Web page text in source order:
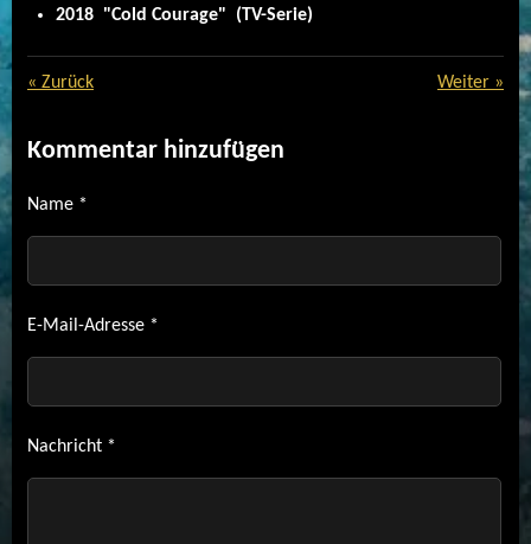
2018 "Cold Courage" (TV-Serie)
« Zurück Weiter »
Kommentar hinzufügen
Name *
E-Mail-Adresse *
Nachricht *